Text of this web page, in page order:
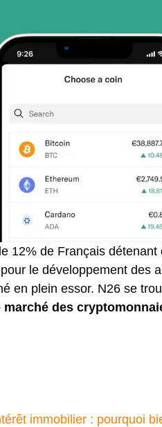
12% de Français
le développement des
en plein essor. N26 se
des
immobilier : pourquoi